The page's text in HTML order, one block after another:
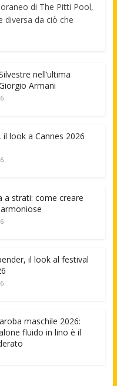
di The Pitti Pool,
diversa da ciò che
nell’ultima
Armani
il look a Cannes 2026
a strati: come creare
il look al festival
maschile 2026:
fluido in lino è il